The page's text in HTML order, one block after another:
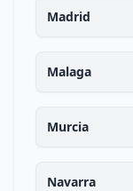
Madrid
Malaga
Murcia
Navarra